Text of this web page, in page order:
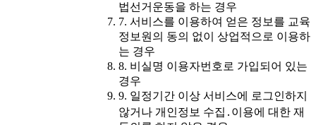
법선거운동을 하는 경우
7. 서비스를 이용하여 얻은 정보를 교육
정보원의 동의 없이 상업적으로 이용하
는 경우
8. 비실명 이용자번호로 가입되어 있는
경우
9. 일정기간 이상 서비스에 로그인하지
않거나 개인정보 수집․이용에 대한 재